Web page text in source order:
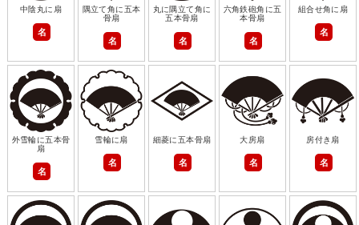
中陰丸に扇
名
隅立て角に五本
骨扇
名
丸に隅立て角に
五本骨扇
名
六角鉄砲角に五
本骨扇
名
組合せ角に扇
名
外雪輪に五本骨
扇
名
雪輪に扇
名
細菱に五本骨扇
名
大房扇
名
房付き扇
名